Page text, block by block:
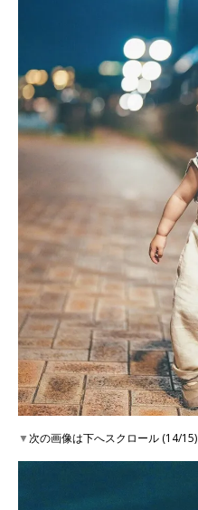
▼次の画像は下へスクロール (14/15)